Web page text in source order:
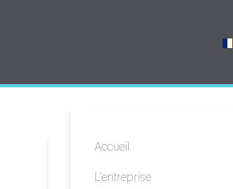
Accueil
L'entreprise